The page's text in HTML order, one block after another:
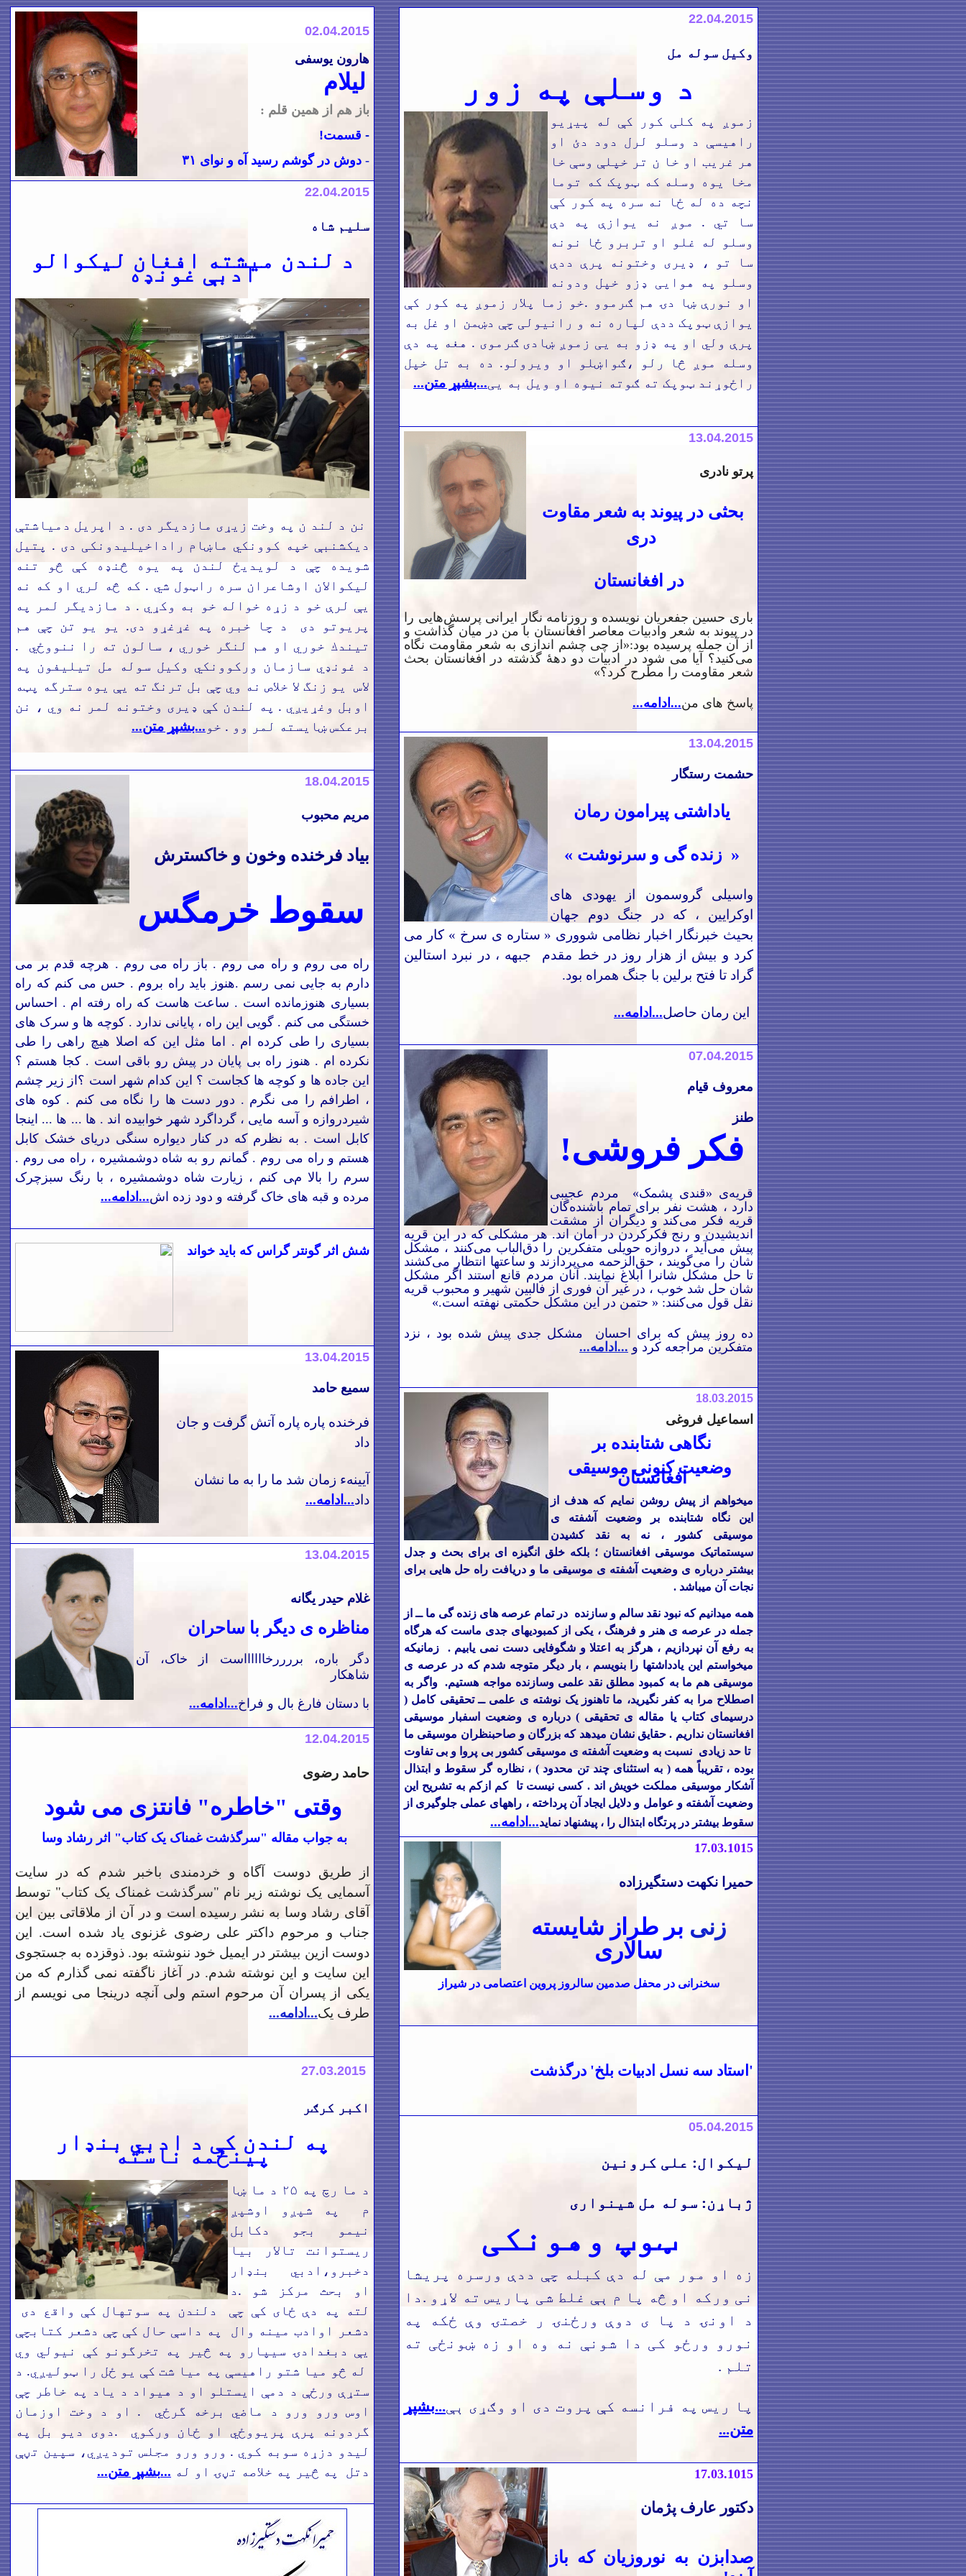
02.04.2015
ﻫﺎﺭﻭن یوسفی
لیلام
باز هم از همین قلم :
- قسمت!
- دوش در گوشم رسید آه و نوای ۳۱
22.04.2015
سلیم شاه
د لندن میشته افغان لیکوالو
ادبې غونډه
نن د لند ن په وخت زيړی مازديگر دی . د اپريل دمياشتې
ديكشنبې خپه كوونكي ماښام راداخیليدونكی دی . پتيل
شويده چې د
لويديځ لندن په يوه څنډه كې څو تنه
ليكوالان اوشاعران سره راټول شي . كه څه لري او
كه نه
يې لرې خو د
زړه خواله خو به وكړي . د
مازديگر لمر په
پريوتو دی د
چا خبره په غړغړو دی. يو يو
تن چې هم
تيندك خوري او
هم لنگر خوري ، سالون ته را ننووځي
.
د
غونډي سازمان وركوونكي وکیل سوله مل تيليفون په
لاس يو زنگ لا خلاص نه وي چې بل ترنگ ته يې يوه سترگه پټه
اوبل وغړيږي . په لندن كې ډیری وختونه لمر نه وي ،
نن
برعكس ښايسته لمر وو . خو ...بشپړ متن...
18.04.2015
مریم محبوب
بیاد فرخنده وخون و خاکسترش
سقوط خرمگس
راه می روم و راه می روم . باز راه می روم . هرچه قدم بر می
دارم به جایی نمی رسم .هنوز باید راه بروم . حس می کنم که راه
بسیاری هنوزمانده است . ساعت هاست که راه رفته ام . احساس
خستگی می کنم . گویی این راه ، پایانی ندارد . کوچه ها و سرک های
بسیاری را طی کرده ام . اما مثل این که اصلا هیچ راهی را طی
نکرده ام . هنوز راه بی پایان در پیش رو باقی است . کجا هستم ؟
این جاده ها و کوچه ها کجاست ؟ این کدام شهر است ؟از زیر چشم
، اطرافم را می نگرم . دور دست ها را نگاه می کنم . کوه های
شیردروازه و آسه مایی ، گرداگرد شهر خوابیده اند . ها ... ها ... اینجا
کابل است . به نظرم که در کنار دیواره سنگی دریای خشک کابل
هستم و راه می روم . گمانم رو به شاه دوشمشیره ، راه می روم .
سرم را بالا می کنم ، زیارت شاه دوشمشیره ، با رنگ سبزچرک
مرده و قبه های خاک گرفته و دود زده ا ش...ادامه...
شش اثر گونتر گراس که باید خواند
13.04.2015
سمیع حامد
فرخنده پاره پاره آتش گرفت و جان
داد
آیینهء زمان شد ما را به ما نشان
داد...ادامه...
13.04.2015
غلام حیدر یگانه
مناظره ی دیگر با ساحران
دگر باره، بررررخااااااست از خاک، آن
شاهکار
با دستان فارغ بال و فراخ...ادامه...
12.04.2015
حامد رضوی
وقتی "خاطره" فانتزی می شود
به جواب مقاله "سرگذشت غمناک یک کتاب" اثر رشاد وسا
از طریق دوست آگاه و خردمندی باخبر شدم که در سایت
آسمایی یک نوشته زیر نام "سرگذشت غمناک یک کتاب" توسط
آقای رشاد وسا به نشر رسیده است و در آن از ملاقاتی بین این
جناب و مرحوم داکتر علی رضوی غزنوی یاد شده است. این
دوست ازین بیشتر در ایمیل خود ننوشته بود. ذوقزده به جستجوی
این سایت و این نوشته شدم. در آغاز ناگفته نمی گذارم که من
یکی از پسران آن مرحوم استم ولی آنچه درینجا می نویسم از
طرف یک...ادامه...
27.03.2015
اکبر کرګر
په لندن کې د ادبي بنډار
پينځمه ناسته
د
ما رچ په ۲۵ د ما ښا
م په شپږو اوشپږ
نيمو بجو دکابل
ريستوانت تالار بيا
دخبرو،ادبي بنډار
او بحث مرکز شو .د
لته په دې ځای کې چې دلندن په سوتهال کې واقع دی
دشعر اوادب مينه وال په داسې حال کې چې دشعر کتابچې
يې دبغدادۍ سيپارو په څير په تخرگونو کې نيولي وي
له څو میا شتو راهیسې په میا شت کې یو ځل را ټولیږي. د
ستړې ورځې د دمې ايستلو او د هيواد د ياد په خاطر چې
اوس ورو ورو د ماضي برخه گرځي . او د وخت اوزمان
گردونه پرې پريووځي او ځان ورکوي .دوی ديو بل په
ليدو دزړه سوبه کوي . ورو ورو مجلس توديږي، سپين تڼې
دتل په څير په خلاصه تڼۍ او له ...بشپړ متن...
22.04.2015
وکیل سوله مل
د وسلې په زور
زموږ په کلی کور کې له پیړیو
راهیسې د وسلو لرل دود دئ او
هر غریب او خا ن تر خپلې وسې خا
مخا یوه وسله که ټوپک که توما
نچه ده له ځا نه سره په کور کې
سا تي . موږ نه یوازې په دې
وسلو له غلو او تربرو ځا نونه
سا تو ، ډیری وختونه پرې ددې
وسلو په هوایی ډزو خپل ودونه
او نورې ښا دۍ هم ګرموو .خو زما پلار زموږ په کور کې
یوازې ټوپک ددې لپاره نه و رانیولی چې دښمن او غل به
پرې ولي او په ډزو به یی زموږ ښادی ګرموی . هغه په دې
وسله موږ څا رلو ،ګواښلو او ویرولو. ده به تل خپل
راځوړند ټوپک ته ګوته نیوه او ویل به یی...بشپړ متن...
13.04.2015
پرتو نادری
بحثی در پیوند به شعر مقاوت
دری
در افغانستان
باری حسین جفعریان نویسده و روزنامه نگار ایرانی پرسش‌هایی را
در پیوند به شعر وادبیات معاصر افغانستان با من در میان گذاشت و
از آن جمله پرسیده بود:«از چی چشم اندازی به شعر مقاومت نگاه
می‌كنید؟ آیا می شود در ادبیات دو دهۀ گذشته در افغانستان بحث
شعر مقاومت را مطرح كرد؟‌»
پاسخ های من...ادامه...
13.04.2015
حشمت رستگار
یاداشتی پیرامون رمان‌‌
« زندهگی و سرنوشت »
واسیلی گروسمون از یهودی های
اوکرا یین ، که در جنگ دوم جهان
بحیث خبرنگار اخبار نظامی شووری « ستاره ی سرخ » کار می
کرد و بیش از هزار روز در خط مقدم جبهه ، در نبرد استالین
گراد تا فتح برلین با جنگ همراه بود.
این رمان حاصل...ادامه...
07.04.2015
معروف قیام
طنز
فکر فروشی!
قریه‌ی «قندی پشمک»
مردم عجیبی
دارد ، هشت نفر برای تمام باشنده‌گان
قریه فکر می‌کند و دیگران از مشقت
اندیشیدن و رنج فکرکردن در امان اند. هر مشکلی که در این قریه
پیش می‌آید ، دروازه حویلی متفکرین را دق‌الباب می‌کنند ، مشکل
شان را می‌گویند ، حق‌الزحمه می‌پردازند و ساعتها انتظار می‌کشند
تا حل مشکل شانرا ابلاغ نمایند. آنان مردم قانع استند اگر مشکل
شان حل شد خوب ، در غیر آن فوری از فالبین شهیر و محبوب قریه
نقل قول می‌کنند: « حتمن در این مشکل حکمتی نهفته است«.
ده روز پیش که برای احسان مشکل جدی پیش شده بود ، نزد
متفکرین مراجعه کرد و ...ادامه...
18.03.2015
اسماعیل فروغی
نگاهی شتابنده بر
وضعیت کنونی موسیقی
افغانستان
میخواهم از پیش روشن نمایم که هدف از
این نگاه شتابنده بر وضعیت آشفته ی
موسیقی کشور ، نه به نقد کشیدن
سیستماتیک موسیقی افغانستان ؛ بلکه خلق انگیزه ای برای بحث و جدل
بیشتر درباره ی وضعیت آشفته ی موسیقی ما و دریافت راه حل هایی برای
نجات آن میباشد .
همه میدانیم که نبود نقد سالم و سازنده در تمام عرصه های زنده گی ما ــ از
جمله در عرصه ی هنر و فرهنگ ، یکی از کمبودیهای جدی ماست که هرگاه
به رفع آن نپردازیم ، هرگز به اعتلا و شگوفایی دست نمی یابیم . زمانیکه
میخواستم این یادداشتها را بنویسم ، بار دیگر متوجه شدم که در عرصه ی
موسیقی هم ما به کمبود مطلق نقد علمی وسازنده مواجه هستیم. واگر به
اصطلاح مرا به کفر نگیرید، ما تاهنوز یک نوشته ی علمی ــ تحقیقی کامل (
درسیمای کتاب یا مقاله ی تحقیقی ) درباره ی وضعیت اسفبار موسیقی
افغانستان نداریم . حقایق نشان میدهد که بزرگان و صاحبنظران موسیقی ما
تا حد زیادی نسبت به وضعیت آشفته ی موسیقی کشور بی پروا و بی تفاوت
بوده ، تقریباً همه ( به استثنای چند تن محدود ) ، نظاره گر سقوط و ابتذال
آشکار موسیقی مملکت خویش اند . کسی نیست تا کم ازکم به تشریح این
وضعیت آشفته و عوامل و دلایل ایجاد آن پرداخته ، راههای عملی جلوگیری از
سقوط بیشتر در پرتگاه ابتذال را ، پیشنهاد نماید...ادامه...
17.03.1015
حمیرا نکهت دستگیرزاده
زنی بر طراز شایسته
سالاری
سخنرانی در محفل صدمین سالروز پروین اعتصامی در شیراز
'استاد سه نسل ادبیات بلخ' درگذشت
05.04.2015
لیکوال: علی کرونین
ژباړن: سوله مل شینواری
ټوپ وهونکی
زه او مور مې له دې کبله چې ددې ورسره پریشا
نی ورکه او څه پا م ېې غلط شی پاریس ته لاړو .دا
د اونۍ د پا ی دوې ورځنۍ ر خصتۍ وې ځکه په
نورو ورځو کی دا شونې نه وه او زه ښونځی ته
تلم .
پا ریس په فرانسه کې پروت دی او وګړی ېې...بشپړ
متن...
17.03.1015
دکتور عارف پژمان
صدابزن به نوروزیان که باز